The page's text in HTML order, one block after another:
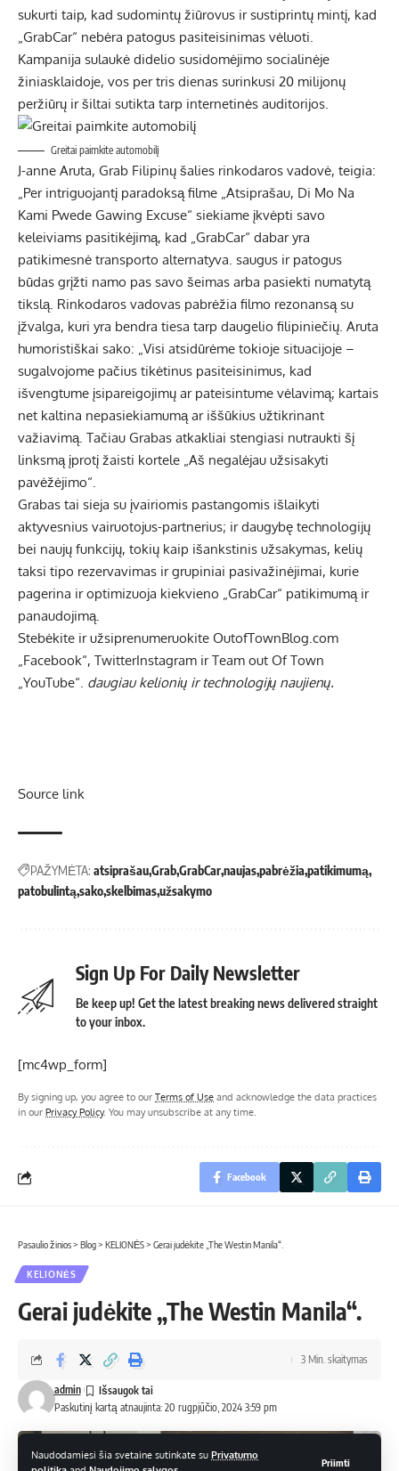
Naudodamiesi šia svetaine sutinkate su Privatumo
Priimti
sukurti taip, kad sudomintų žiūrovus ir sustiprintų mintį, kad
„GrabCar“ nebėra patogus pasiteisinimas vėluoti.
Kampanija sulaukė didelio susidomėjimo socialinėje
žiniasklaidoje, vos per tris dienas surinkusi 20 milijonų
peržiūrų ir šiltai sutikta tarp internetinės auditorijos.
Greitai paimkite automobilį
J-anne Aruta, Grab Filipinų šalies rinkodaros vadovė, teigia:
„Per intriguojantį paradoksą filme „Atsiprašau, Di Mo Na
Kami Pwede Gawing Excuse“ siekiame įkvėpti savo
keleiviams pasitikėjimą, kad „GrabCar“ dabar yra
patikimesnė transporto alternatyva. saugus ir patogus
būdas grįžti namo pas savo šeimas arba pasiekti numatytą
tikslą. Rinkodaros vadovas pabrėžia filmo rezonansą su
įžvalga, kuri yra bendra tiesa tarp daugelio filipiniečių. Aruta
humoristiškai sako: „Visi atsidūrėme tokioje situacijoje –
sugalvojome pačius tikėtinus pasiteisinimus, kad
išvengtume įsipareigojimų ar pateisintume vėlavimą; kartais
net kaltina nepasiekiamumą ar iššūkius užtikrinant
važiavimą. Tačiau Grabas atkakliai stengiasi nutraukti šį
linksmą įprotį žaisti kortele „Aš negalėjau užsisakyti
pavėžėjimo“.
Grabas tai sieja su įvairiomis pastangomis išlaikyti
aktyvesnius vairuotojus-partnerius; ir daugybę technologijų
bei naujų funkcijų, tokių kaip išankstinis užsakymas, kelių
taksi tipo rezervavimas ir grupiniai pasivažinėjimai, kurie
pagerina ir optimizuoja kiekvieno „GrabCar“ patikimumą ir
panaudojimą.
Stebėkite ir užsiprenumeruokite OutofTownBlog.com
„Facebook“, TwitterInstagram ir Team out Of Town
„YouTube“. daugiau kelionių ir technologijų naujienų.
Source link
PAŽYMĖTA: atsiprašauGrabGrabCarnaujaspabrėžia patikimumą
patobulintąsakoskelbimasužsakymo
Sign Up For Daily Newsletter
Be keep up! Get the latest breaking news delivered straight
to your inbox.
[mc4wp_form]
By signing up, you agree to our Terms of Use and acknowledge the data practices
in our Privacy Policy. You may unsubscribe at any time.
Facebook
Pasaulio žinios> Blog> KELIONĖS> Gerai judėkite „The Westin Manila“.
KELIONĖS
Gerai judėkite „The Westin Manila“.
Paskutinį kartą atnaujinta: 20 rugpjūčio, 2024 3:59 pm
admin
3 Min. skaitymas